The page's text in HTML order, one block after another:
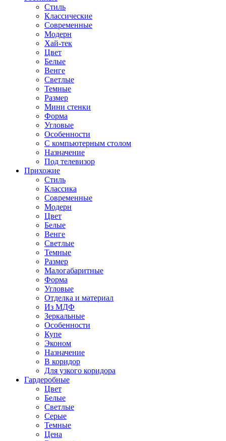
Стиль
Классические
Современные
Модерн
Хай-тек
Цвет
Белые
Венге
Светлые
Темные
Размер
Мини стенки
Форма
Угловые
Особенности
С компьютерным столом
Назначение
Под телевизор
Прихожие
Стиль
Классика
Современные
Модерн
Цвет
Белые
Венге
Светлые
Темные
Размер
Малогабаритные
Форма
Угловые
Отделка и материал
Из МДФ
Зеркальные
Особенности
Купе
Эконом
Назначение
В коридор
Для узкого коридора
Гардеробные
Цвет
Белые
Светлые
Серые
Темные
Цена